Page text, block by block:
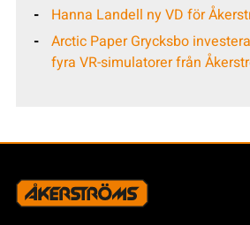
Hanna Landell ny VD för
Arctic Paper Grycksbo
fyra VR-simulatorer från